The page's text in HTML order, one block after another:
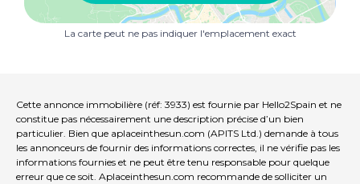
des restaurants, de belles pistes de randonnée, des
pistes cyclables et c'est une ville sympathique. 1 heure
pour l'aéroport Valence et 1 heure 15 pour l'aéroport
quelques minutes en voiture du centre équestre.
La carte peut ne pas indiquer l'emplacement exact
Cette annonce immobilière (réf: 3933) est fournie par Hello2Spain et ne
constitue pas nécessairement une description précise d’un bien
particulier. Bien que aplaceinthesun.com (APITS Ltd.) demande à tous
les annonceurs de fournir des informations correctes, il ne vérifie pas les
informations fournies et ne peut être tenu responsable pour quelque
erreur que ce soit. Aplaceinthesun.com recommande de solliciter un